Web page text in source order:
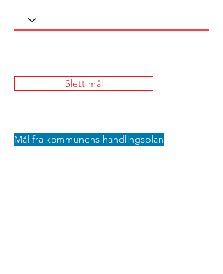
Slett mål
Mål fra kommunens handlingsplan